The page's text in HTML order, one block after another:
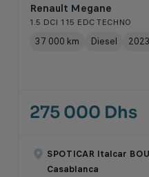
Renault Megane
1.5 DCI 115 EDC TECHNO
37 000 km Diesel 2023
275 000 Dhs
SPOTICAR Italcar
Casablanca